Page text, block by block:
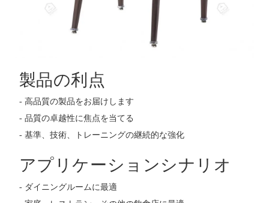
製品の利点
- 高品質の製品をお届けします
- 品質の卓越性に焦点を当てる
- 基準、技術、トレーニングの継続的な強化
アプリケーションシナリオ
- ダイニングルームに最適